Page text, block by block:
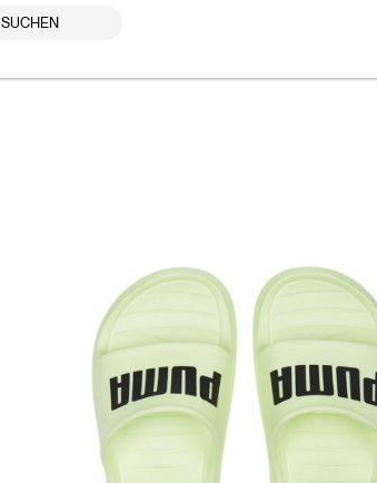
SUCHEN